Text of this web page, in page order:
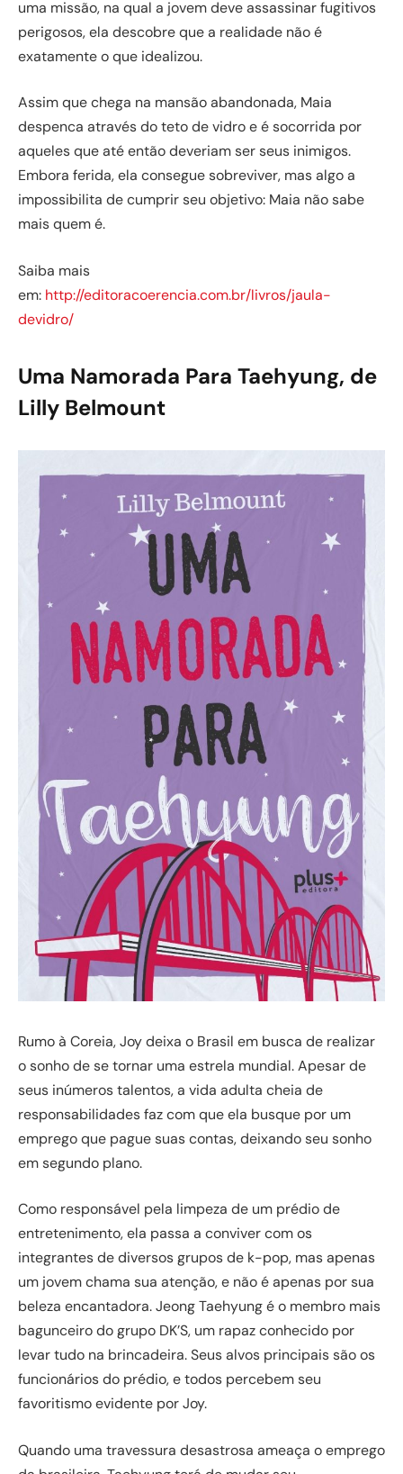
uma missão, na qual a jovem deve assassinar fugitivos
perigosos, ela descobre que a realidade não é
exatamente o que idealizou.
Assim que chega na mansão abandonada, Maia
despenca através do teto de vidro e é socorrida por
aqueles que até então deveriam ser seus inimigos.
Embora ferida, ela consegue sobreviver, mas algo a
impossibilita de cumprir seu objetivo: Maia não sabe
mais quem é.
Saiba mais
em: http://editoracoerencia.com.br/livros/jaula-
devidro/
Uma Namorada Para Taehyung, de
Lilly Belmount
Rumo à Coreia, Joy deixa o Brasil em busca de realizar
o sonho de se tornar uma estrela mundial. Apesar de
seus inúmeros talentos, a vida adulta cheia de
responsabilidades faz com que ela busque por um
emprego que pague suas contas, deixando seu sonho
em segundo plano.
Como responsável pela limpeza de um prédio de
entretenimento, ela passa a conviver com os
integrantes de diversos grupos de k-pop, mas apenas
um jovem chama sua atenção, e não é apenas por sua
beleza encantadora. Jeong Taehyung é o membro mais
bagunceiro do grupo DK’S, um rapaz conhecido por
levar tudo na brincadeira. Seus alvos principais são os
funcionários do prédio, e todos percebem seu
favoritismo evidente por Joy.
Quando uma travessura desastrosa ameaça o emprego